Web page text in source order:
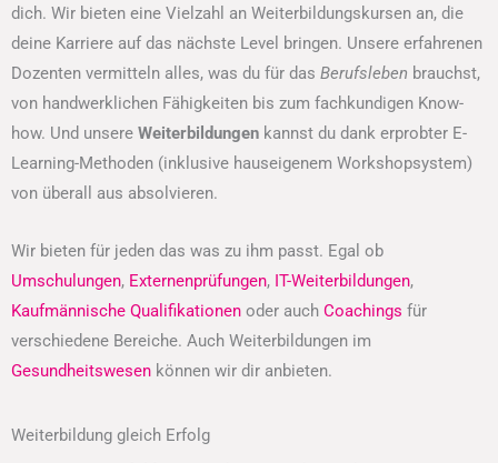
dich. Wir bieten eine Vielzahl an Weiterbildungskursen an, die
deine Karriere auf das nächste Level bringen. Unsere erfahrenen
Dozenten vermitteln alles, was du für das Berufsleben brauchst,
von handwerklichen Fähigkeiten bis zum fachkundigen Know-
how. Und unsere Weiterbildungen kannst du dank erprobter E-
Learning-Methoden (inklusive hauseigenem Workshopsystem)
von überall aus absolvieren.
Wir bieten für jeden das was zu ihm passt. Egal ob
Umschulungen, Externenprüfungen, IT-Weiterbildungen,
Kaufmännische Qualifikationen oder auch Coachings für
verschiedene Bereiche. Auch Weiterbildungen im
Gesundheitswesen können wir dir anbieten.
Weiterbildung gleich Erfolg